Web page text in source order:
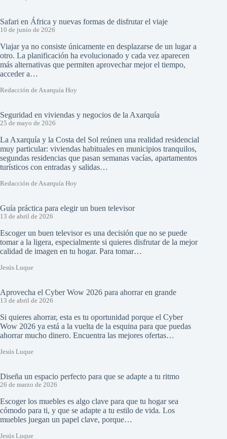
Safari en África y nuevas formas de disfrutar el viaje
10 de junio de 2026
Viajar ya no consiste únicamente en desplazarse de un lugar a
otro. La planificación ha evolucionado y cada vez aparecen
más alternativas que permiten aprovechar mejor el tiempo,
acceder a…
Redacción de Axarquía Hoy
Seguridad en viviendas y negocios de la Axarquía
25 de mayo de 2026
La Axarquía y la Costa del Sol reúnen una realidad residencial
muy particular: viviendas habituales en municipios tranquilos,
segundas residencias que pasan semanas vacías, apartamentos
turísticos con entradas y salidas…
Redacción de Axarquía Hoy
Guía práctica para elegir un buen televisor
13 de abril de 2026
Escoger un buen televisor es una decisión que no se puede
tomar a la ligera, especialmente si quieres disfrutar de la mejor
calidad de imagen en tu hogar. Para tomar…
Jesús Luque
Aprovecha el Cyber Wow 2026 para ahorrar en grande
13 de abril de 2026
Si quieres ahorrar, esta es tu oportunidad porque el Cyber
Wow 2026 ya está a la vuelta de la esquina para que puedas
ahorrar mucho dinero. Encuentra las mejores ofertas…
Jesús Luque
Diseña un espacio perfecto para que se adapte a tu ritmo
26 de marzo de 2026
Escoger los muebles es algo clave para que tu hogar sea
cómodo para ti, y que se adapte a tu estilo de vida. Los
muebles juegan un papel clave, porque…
Jesús Luque